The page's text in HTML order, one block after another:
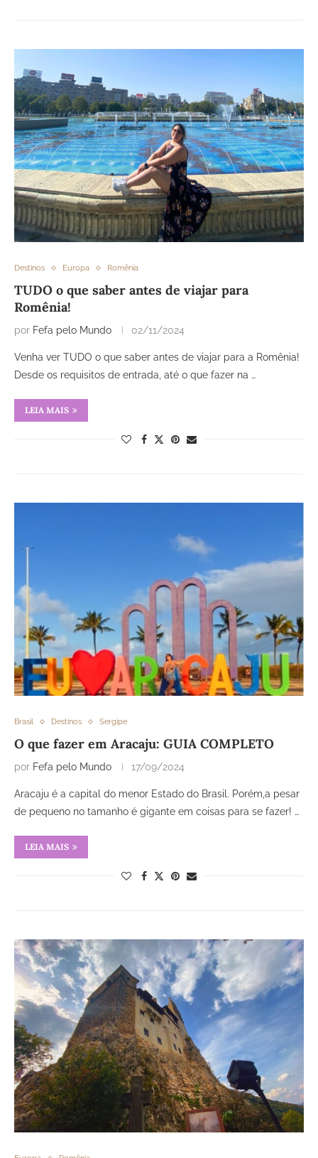
Destinos Europa Romênia
TUDO o que saber antes de viajar para
Romênia!
por Fefa pelo Mundo 02/11/2024
Venha ver TUDO o que saber antes de viajar para a Romênia!
Desde os requisitos de entrada, até o que fazer na …
LEIA MAIS
Brasil Destinos Sergipe
O que fazer em Aracaju: GUIA COMPLETO
por Fefa pelo Mundo 17/09/2024
Aracaju é a capital do menor Estado do Brasil. Porém,a pesar
de pequeno no tamanho é gigante em coisas para se fazer! …
LEIA MAIS